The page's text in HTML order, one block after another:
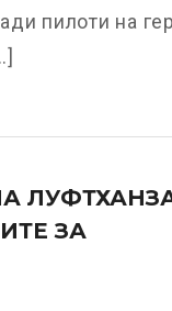
пилоти на
ЗА